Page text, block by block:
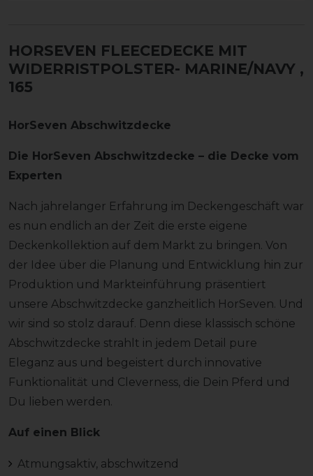
HORSEVEN FLEECEDECKE MIT
WIDERRISTPOLSTER- MARINE/NAVY ,
165
HorSeven Abschwitzdecke
Die HorSeven Abschwitzdecke – die Decke vom
Experten
Nach jahrelanger Erfahrung im Deckengeschäft war
es nun endlich an der Zeit die erste eigene
Deckenkollektion auf dem Markt zu bringen. Von
der Idee über die Planung und Entwicklung hin zur
Produktion und Markteinführung präsentiert
unsere Abschwitzdecke ganzheitlich HorSeven. Und
wir sind so stolz darauf. Denn diese klassisch schöne
Abschwitzdecke strahlt in jedem Detail pure
Eleganz aus und begeistert durch innovative
Funktionalität und Cleverness, die Dein Pferd und
Du lieben werden.
Auf einen Blick
Atmungsaktiv, abschwitzend